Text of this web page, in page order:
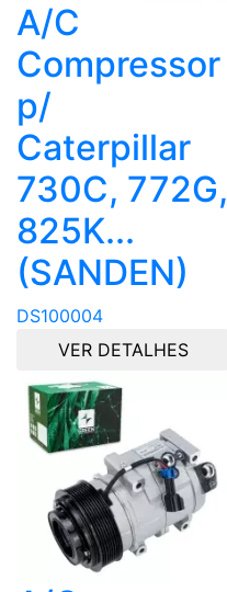
A/C
Compressor
p/
Caterpillar
730C, 772G,
825K...
(SANDEN)
DS100004
VER DETALHES